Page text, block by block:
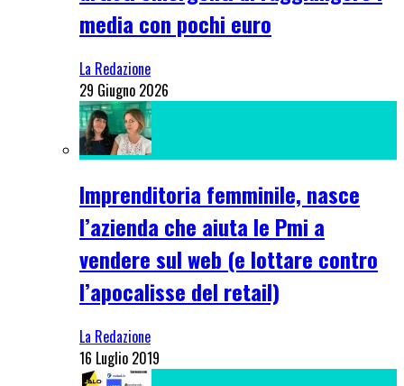
media con pochi euro
La Redazione
29 Giugno 2026
Imprenditoria femminile, nasce
l’azienda che aiuta le Pmi a
vendere sul web (e lottare contro
l’apocalisse del retail)
La Redazione
16 Luglio 2019